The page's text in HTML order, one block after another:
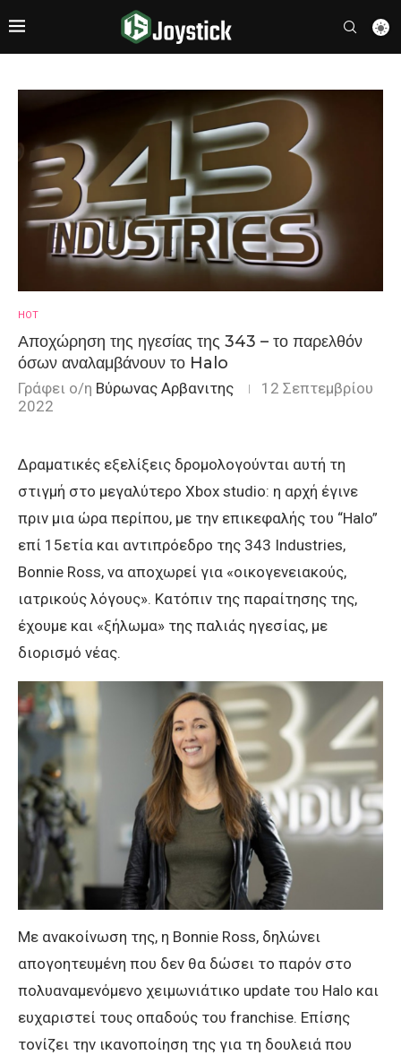
HOT
Αποχώρηση της ηγεσίας της 343 – το παρελθόν
όσων αναλαμβάνουν το Halo
Γράφει ο/η Βύρωνας Αρβανιτης
12 Σεπτεμβρίου
2022
Δραματικές εξελίξεις δρομολογούνται αυτή τη
στιγμή στο μεγαλύτερο Xbox studio: η αρχή έγινε
πριν μια ώρα περίπου, με την επικεφαλής του “Halo”
επί 15ετία και αντιπρόεδρο της 343 Industries,
Bonnie Ross, να αποχωρεί για «οικογενειακούς,
ιατρικούς λόγους». Κατόπιν της παραίτησης της,
έχουμε και «ξήλωμα» της παλιάς ηγεσίας, με
διορισμό νέας.
Με ανακοίνωση της, η Bonnie Ross, δηλώνει
απογοητευμένη που δεν θα δώσει το παρόν στο
πολυαναμενόμενο χειμωνιάτικο update του Halo και
ευχαριστεί τους οπαδούς του franchise. Επίσης
τονίζει την ικανοποίηση της για τη δουλειά που